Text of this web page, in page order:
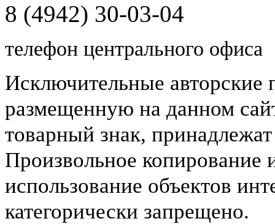
8 (4942) 30-03-04
телефон центрального офиса
Исключительные
размещенную на данном
товарный знак,
Произвольное копирование
использование объектов
категорически запрещено.